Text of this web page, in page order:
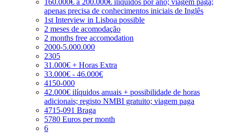
apenas precisa de conhecimentos iniciais de Inglês
1st Interview in Lisboa possible
2 meses de acomodação
2 months free accomodation
2000-5.000.000
2305
31.000€ + Horas Extra
33.000€ - 46.000€
4150-000
42.000€ ilíquidos anuais + possibilidade de horas
adicionais; registo NMBI gratuito; viagem paga
4715-091 Braga
5780 Euros per month
6